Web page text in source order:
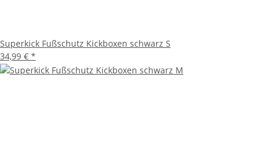
Superkick Fußschutz Kickboxen schwarz S
34,99 € *